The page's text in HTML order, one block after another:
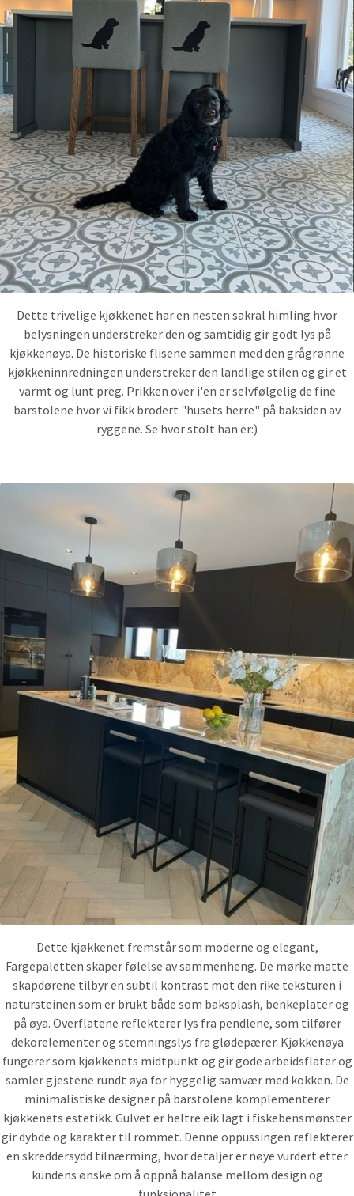
Dette trivelige kjøkkenet har en nesten sakral himling hvor
belysningen understreker den og samtidig gir godt lys på
kjøkkenøya. De historiske flisene sammen med den grågrønne
kjøkkeninnredningen understreker den landlige stilen og gir et
varmt og lunt preg. Prikken over i'en er selvfølgelig de fine
barstolene hvor vi fikk brodert "husets herre" på baksiden av
ryggene. Se hvor stolt han er:)
Dette kjøkkenet fremstår som moderne og elegant,
Fargepaletten skaper følelse av sammenheng. De mørke matte
skapdørene tilbyr en subtil kontrast mot den rike teksturen i
natursteinen som er brukt både som baksplash, benkeplater og
på øya. Overflatene reflekterer lys fra pendlene, som tilfører
dekorelementer og stemningslys fra glødepærer. Kjøkkenøya
fungerer som kjøkkenets midtpunkt og gir gode arbeidsflater og
samler gjestene rundt øya for hyggelig samvær med kokken. De
minimalistiske designer på barstolene komplementerer
kjøkkenets estetikk. Gulvet er heltre eik lagt i fiskebensmønster
gir dybde og karakter til rommet. Denne oppussingen reflekterer
en skreddersydd tilnærming, hvor detaljer er nøye vurdert etter
kundens ønske om å oppnå balanse mellom design og